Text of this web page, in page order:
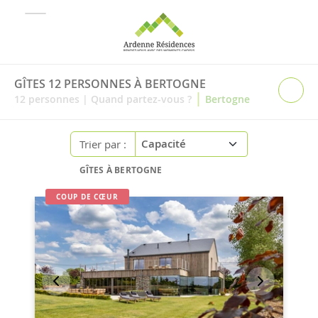
GÎTES 12 PERSONNES À BERTOGNE
12 personnes | Quand partez-vous ? | Bertogne
Trier par :
GÎTES À BERTOGNE